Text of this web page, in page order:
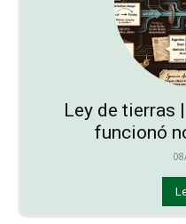
Ley de tierras
funcionó